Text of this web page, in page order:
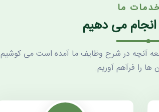
ما
انجام می دهیم
آنچه در شرح وظایف ما آمده است می کوشیم
ها را فرآهم آوریم.